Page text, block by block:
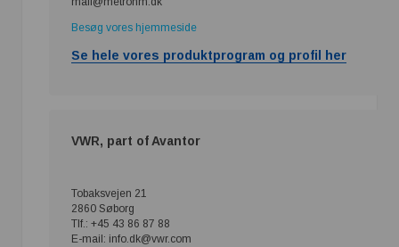
Besøg vores hjemmeside
Se hele vores produktprogram og profil her
VWR, part of Avantor
Tobaksvejen 21
2860 Søborg
Tlf.: +45 43 86 87 88
E-mail: info.dk@vwr.com